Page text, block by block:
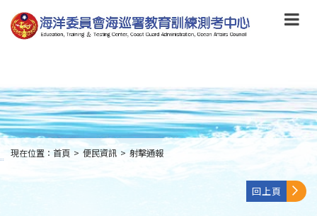
到
主
要
to
main
content
:::
現在位置： 首頁 > 便民資訊 > 射擊通報
回上頁